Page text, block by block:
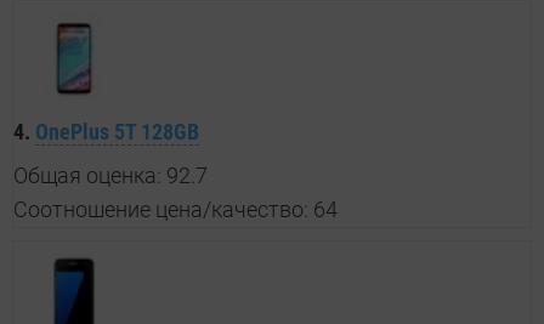
4. OnePlus 5T 128GB
Общая оценка: 92.7
Соотношение цена/качество: 64